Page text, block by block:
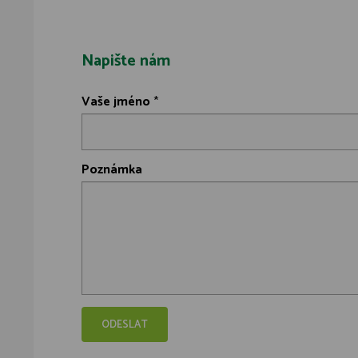
Napište nám
Vaše jméno *
Poznámka